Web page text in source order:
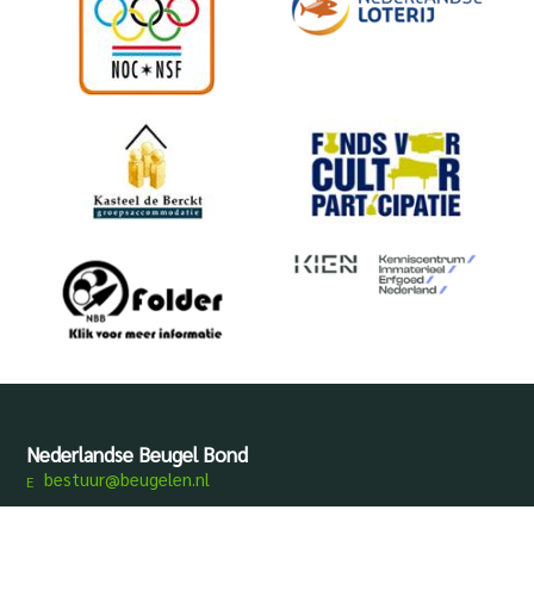
Nederlandse Beugel Bond
bestuur@beugelen.nl